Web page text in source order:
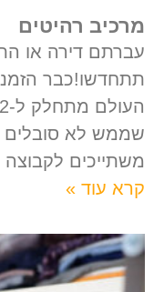
מרכיב רהיטים
עברתם דירה או
תתחדשו!כבר
שממש לא
משתייכים לקבוצה
קרא עוד »